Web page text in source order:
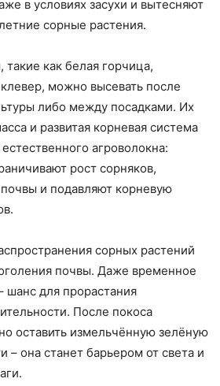
в условиях засухи и вытесняют
сорные растения.
как белая горчица,
можно высевать после
либо между посадками. Их
и развитая корневая система
агроволокна:
рост сорняков,
и подавляют корневую
сорных растений
почвы. Даже временное
шанс для прорастания
После покоса
оставить измельчённую зелёную
– она станет барьером от света и